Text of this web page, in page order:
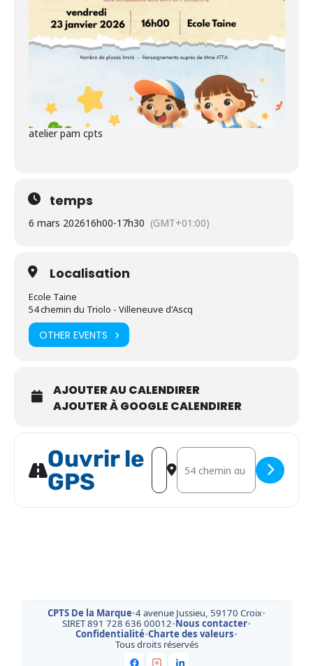
atelier pam cpts
temps
6 mars 202616h00-17h30 (GMT+01:00)
Localisation
Ecole Taine
54 chemin du Triolo - Villeneuve d'Ascq
OTHER EVENTS
AJOUTER AU CALENDIRER
AJOUTER À GOOGLE CALENDIRER
Ouvrir le
GPS
Address - Atelier - Parlons à la
Destination Address - Atelier
CPTS De la Marque•4 avenue Jussieu, 59170 Croix•
SIRET 891 728 636 00012•Nous contacter•
Confidentialité•Charte des valeurs•
Tous droits réservés